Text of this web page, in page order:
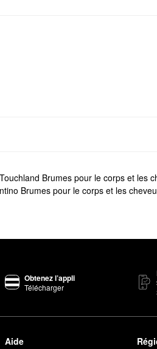
Touchland Brumes pour le corps et les
Brumes pour le corps et les
Obtenez l’appli
Télécharger
Aide